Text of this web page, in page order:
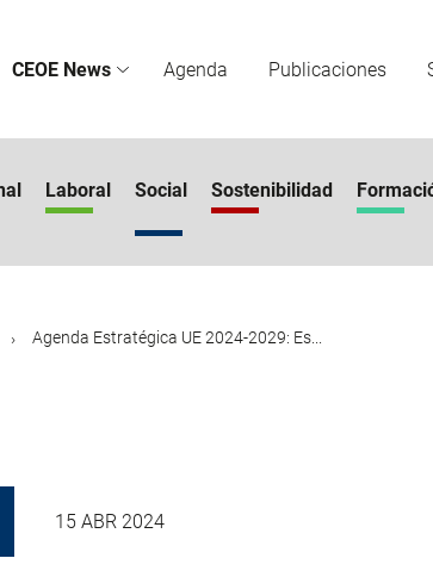
CEOE News Agenda Publicaciones
Laboral Social Sostenibilidad
Agenda Estratégica UE 2024-2029: Es...
15 ABR 2024